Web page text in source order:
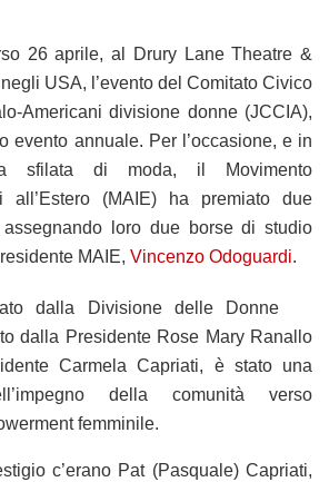
26 aprile, al Drury Lane Theatre &
USA, l’evento del Comitato Civico
Americani divisione donne (JCCIA),
evento annuale. Per l’occasione, e in
sfilata di moda, il Movimento
all’Estero (MAIE) ha premiato due
assegnando loro due borse di studio
MAIE, Vincenzo Odoguardi.
dalla Divisione delle Donne
dalla Presidente Rose Mary Ranallo
Carmela Capriati, è stato una
della comunità verso
femminile.
c’erano Pat (Pasquale) Capriati,